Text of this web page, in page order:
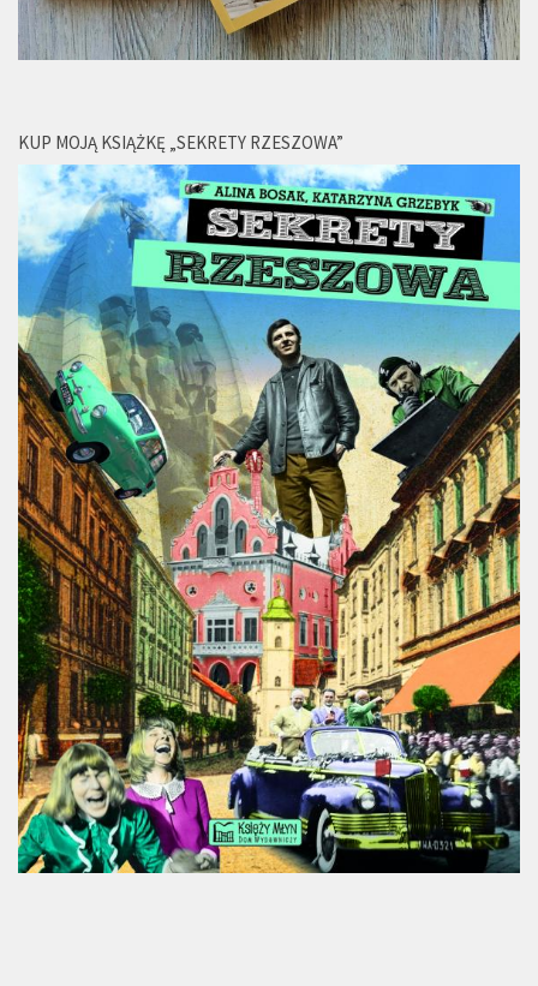
KUP MOJĄ KSIĄŻKĘ „SEKRETY RZESZOWA”